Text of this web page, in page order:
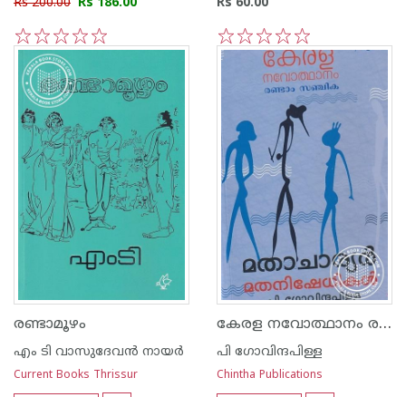
Rs 200.00 Rs 186.00
5
4
3
2
1
Rs 60.00
5
4
3
2
1
രണ്ടാമൂഴം
എം ടി വാസുദേവന്‍ നായര്‍
Current Books Thrissur
കേരള നവോത്ഥാനം രണ്ടാം സഞ്ചികം
പി ഗോവിന്ദപിള്ള
Chintha Publications